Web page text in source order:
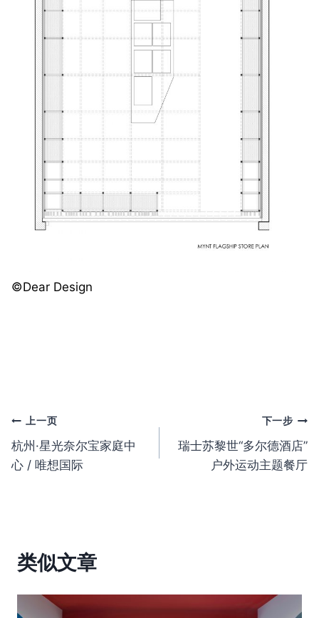
©️Dear Design
文
章
上一页
杭州·星光奈尔宝家庭中
心 / 唯想国际
下一步
瑞士苏黎世“多尔德酒店”
户外运动主题餐厅
类似文章